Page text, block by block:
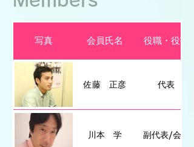
写真 会員氏名 役職・役割
佐藤 正彦 代表
川本 学 副代表/会計